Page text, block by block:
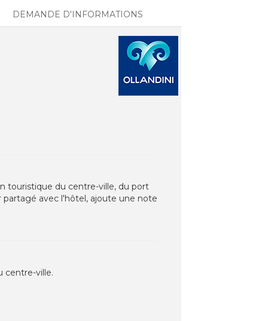
DEMANDE D'INFORMATIONS
touristique du centre-ville, du port
partagé avec l'hôtel, ajoute une note
centre-ville.